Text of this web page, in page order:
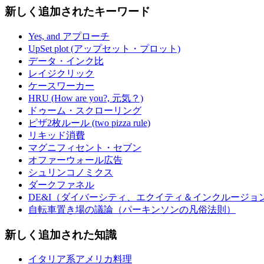
新しく追加されたキーワード
Yes, and アプローチ
UpSet plot (アップセット・プロット)
データ・インク比
レイジクリック
ケースワーカー
HRU (How are you?, 元気？)
ドゥーム・スクローリング
ピザ2枚ルール (two pizza rule)
リキッド消費
マグニフィセント・セブン
オファーウォール広告
シュリンコノミクス
ダークファネル
DE&I（ダイバーシティ、エクイティ＆インクルージョ
自転車置き場の議論（パーキンソンの凡俗法則）
新しく追加された知識
イタリア系アメリカ料理